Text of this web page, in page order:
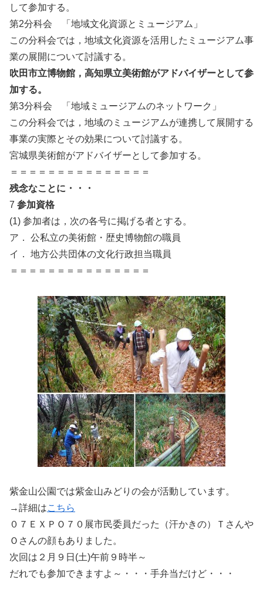
して参加する。
第2分科会 「地域文化資源とミュージアム」
この分科会では，地域文化資源を活用したミュージアム事
業の展開について討議する。
吹田市立博物館，高知県立美術館がアドバイザーとして参
加する。
第3分科会 「地域ミュージアムのネットワーク」
この分科会では，地域のミュージアムが連携して展開する
事業の実際とその効果について討議する。
宮城県美術館がアドバイザーとして参加する。
＝＝＝＝＝＝＝＝＝＝＝＝＝＝＝
残念なことに・・・
7 参加資格
(1) 参加者は，次の各号に掲げる者とする。
ア． 公私立の美術館・歴史博物館の職員
イ． 地方公共団体の文化行政担当職員
＝＝＝＝＝＝＝＝＝＝＝＝＝＝＝
紫金山公園では紫金山みどりの会が活動しています。
→詳細はこちら
０７ＥＸＰＯ７０展市民委員だった（汗かきの）Ｔさんや
Ｏさんの顔もありました。
次回は２月９日(土)午前９時半～
だれでも参加できますよ～・・・手弁当だけど・・・